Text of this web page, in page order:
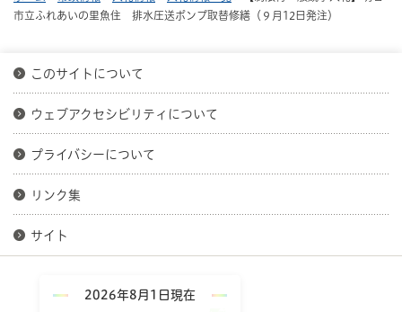
市立ふれあいの里魚住 排水圧送ポンプ取替修繕（９月12日発注）
このサイトについて
ウェブアクセシビリティについて
プライバシーについて
リンク集
サイト
2026年8月1日現在